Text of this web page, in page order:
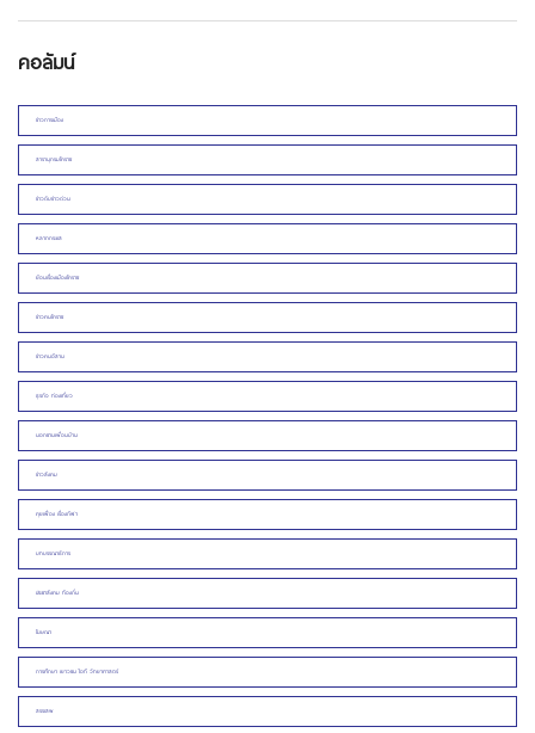
คอลัมน์
ข่าวการเมือง
สารานุกรมโคราช
ข่าวดิบข่าวด่วน
หลากกระแส
ย้อนเรื่องเมืองโคราช
ข่าวคนโคราช
ข่าวคนอีสาน
ธุรกิจ ท่องเที่ยว
นอกชานเพื่อนบ้าน
ข่าวสังคม
คุยเฟื่อง เรื่องกีฬา
บทบรรณาธิการ
ประชาสังคม ท้องถิ่น
โฆษณา
การศึกษา เยาวชน ไอที วิทยาศาสตร์
สรรเสพ